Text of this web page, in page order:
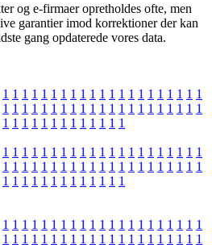
og e-firmaer opretholdes ofte, men
garantier imod korrektioner der kan
gang opdaterede vores data.
1 1 1 1 1 1 1 1 1 1 1 1 1 1 1 1 1 1 1 1 1
1 1 1 1 1 1 1 1 1 1 1 1 1 1 1 1 1 1 1 1 1
1 1 1 1 1 1 1 1 1 1 1 1 1
1 1 1 1 1 1 1 1 1 1 1 1 1 1 1 1 1 1 1 1 1
1 1 1 1 1 1 1 1 1 1 1 1 1 1 1 1 1 1 1 1 1
1 1 1 1 1 1 1 1 1 1 1 1 1
1 1 1 1 1 1 1 1 1 1 1 1 1 1 1 1 1 1 1 1 1
1 1 1 1 1 1 1 1 1 1 1 1 1 1 1 1 1 1 1 1 1